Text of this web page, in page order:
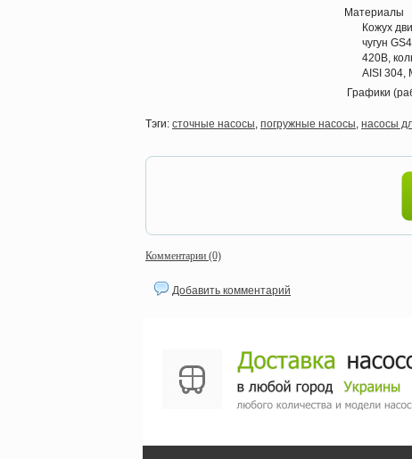
Материалы
Кожух
чугун
420B,
AISI 304,
Графики
Тэги: сточные насосы, погружные насосы, насосы
Комментарии (0)
Добавить комментарий